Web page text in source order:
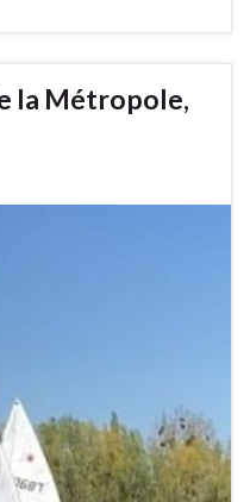
la Métropole,